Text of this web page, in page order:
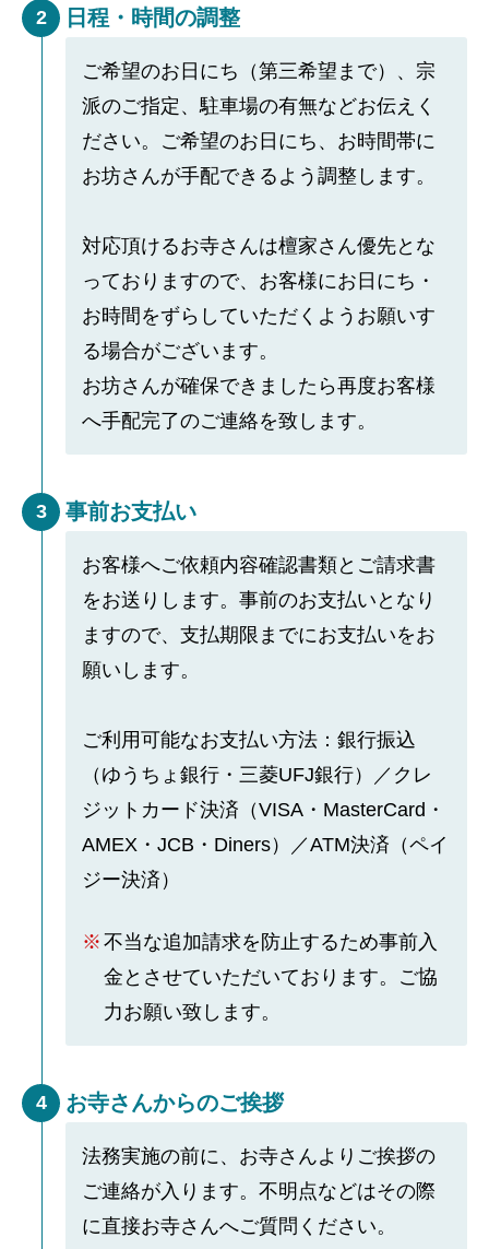
2 日程・時間の調整
ご希望のお日にち（第三希望まで）、宗
派のご指定、駐車場の有無などお伝えく
ださい。ご希望のお日にち、お時間帯に
お坊さんが手配できるよう調整します。
対応頂けるお寺さんは檀家さん優先とな
っておりますので、お客様にお日にち・
お時間をずらしていただくようお願いす
る場合がございます。
お坊さんが確保できましたら再度お客様
へ手配完了のご連絡を致します。
3 事前お支払い
お客様へご依頼内容確認書類とご請求書
をお送りします。事前のお支払いとなり
ますので、支払期限までにお支払いをお
願いします。
ご利用可能なお支払い方法：銀行振込
（ゆうちょ銀行・三菱UFJ銀行）／クレ
ジットカード決済（VISA・MasterCard・
AMEX・JCB・Diners）／ATM決済（ペイ
ジー決済）
不当な追加請求を防止するため事前入
金とさせていただいております。ご協
力お願い致します。
4 お寺さんからのご挨拶
法務実施の前に、お寺さんよりご挨拶の
ご連絡が入ります。不明点などはその際
に直接お寺さんへご質問ください。